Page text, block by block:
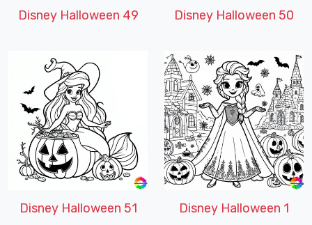
Disney Halloween 49 Disney Halloween 50
Disney Halloween 51 Disney Halloween 1